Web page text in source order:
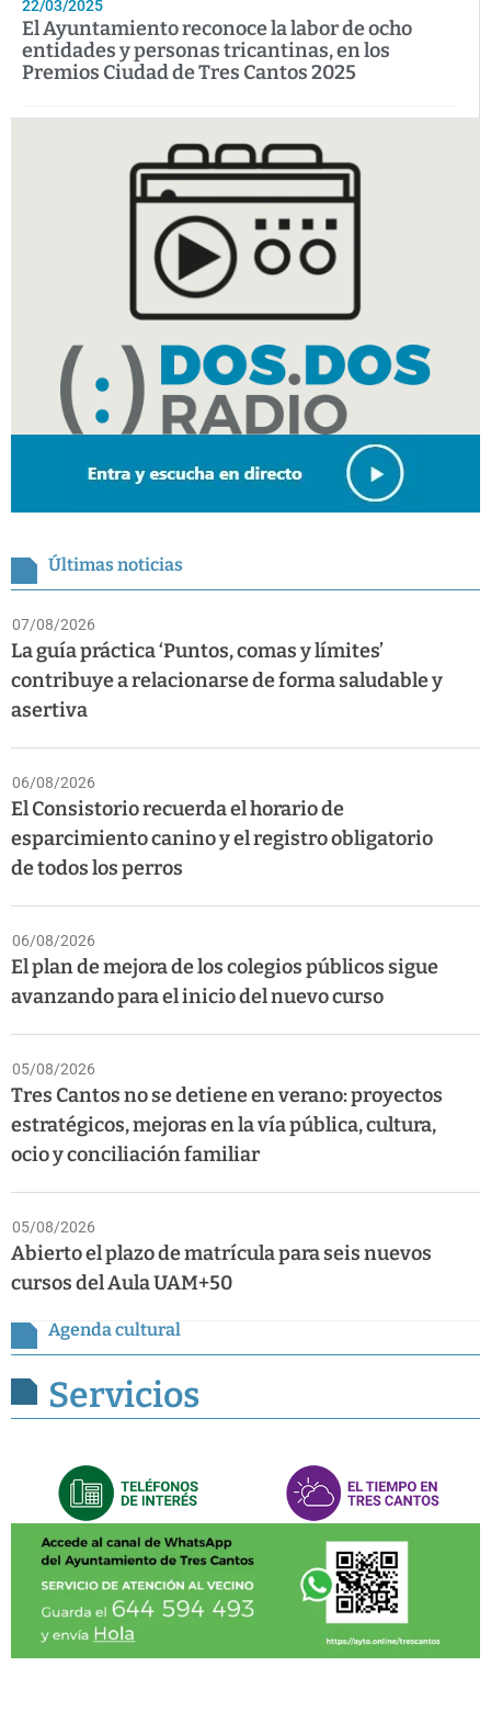
22/03/2025
El Ayuntamiento reconoce la labor de ocho
entidades y personas tricantinas, en los
Premios Ciudad de Tres Cantos 2025
Últimas noticias
07/08/2026
La guía práctica ‘Puntos, comas y límites’
contribuye a relacionarse de forma saludable y
asertiva
06/08/2026
El Consistorio recuerda el horario de
esparcimiento canino y el registro obligatorio
de todos los perros
06/08/2026
El plan de mejora de los colegios públicos sigue
avanzando para el inicio del nuevo curso
05/08/2026
Tres Cantos no se detiene en verano: proyectos
estratégicos, mejoras en la vía pública, cultura,
ocio y conciliación familiar
05/08/2026
Abierto el plazo de matrícula para seis nuevos
cursos del Aula UAM+50
Agenda cultural
Servicios